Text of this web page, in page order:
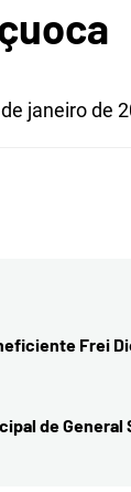
janeiro de
Frei
de General